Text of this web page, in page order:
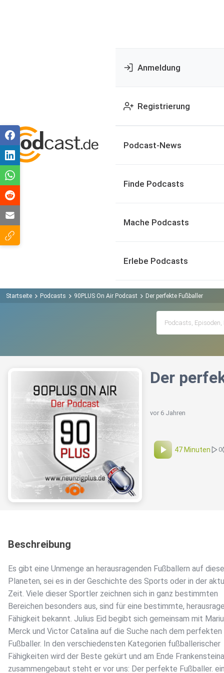
Anmeldung
Registrierung
Podcast-News
Finde Podcasts
Mache Podcasts
Erlebe Podcasts
Startseite Podcasts 90PLUS On Air Podcast Der perfekte Fußballer
Der
vor 6 Jahren
47 Minuten 0
Beschreibung
Es gibt eine Unmenge an herausragenden Fußballern auf
Planeten, sei es in der Geschichte des Sports oder in der
Zeit. Viele dieser Sportler zeichnen sich in ganz bestimmten
Bereichen besonders aus, sind für eine bestimmte,
Fähigkeit bekannt. Julius Eid begibt sich gemeinsam mit
Merck und Victor Catalina auf die Suche nach dem perfekten
Fußballer. In den verschiedensten Kategorien fußballerischer
Fähigkeiten wird der Beste gekürt und am Ende
zusammengebaut steht er vor uns: Der perfekte Fußballer.